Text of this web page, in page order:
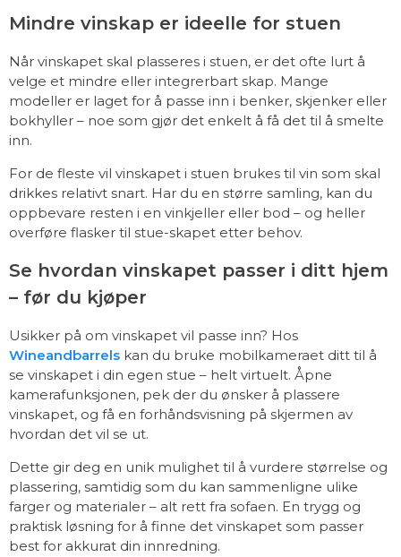
Mindre vinskap er ideelle for stuen
Når vinskapet skal plasseres i stuen, er det ofte lurt å
velge et mindre eller integrerbart skap. Mange
modeller er laget for å passe inn i benker, skjenker eller
bokhyller – noe som gjør det enkelt å få det til å smelte
inn.
For de fleste vil vinskapet i stuen brukes til vin som skal
drikkes relativt snart. Har du en større samling, kan du
oppbevare resten i en vinkjeller eller bod – og heller
overføre flasker til stue-skapet etter behov.
Se hvordan vinskapet passer i ditt hjem
– før du kjøper
Usikker på om vinskapet vil passe inn? Hos
Wineandbarrels kan du bruke mobilkameraet ditt til å
se vinskapet i din egen stue – helt virtuelt. Åpne
kamerafunksjonen, pek der du ønsker å plassere
vinskapet, og få en forhåndsvisning på skjermen av
hvordan det vil se ut.
Dette gir deg en unik mulighet til å vurdere størrelse og
plassering, samtidig som du kan sammenligne ulike
farger og materialer – alt rett fra sofaen. En trygg og
praktisk løsning for å finne det vinskapet som passer
best for akkurat din innredning.